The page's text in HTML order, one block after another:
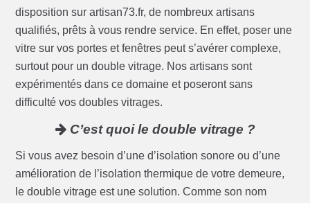
disposition sur artisan73.fr, de nombreux artisans
qualifiés, prêts à vous rendre service. En effet, poser une
vitre sur vos portes et fenêtres peut s’avérer complexe,
surtout pour un double vitrage. Nos artisans sont
expérimentés dans ce domaine et poseront sans
difficulté vos doubles vitrages.
C’est quoi le double vitrage ?
Si vous avez besoin d’une d’isolation sonore ou d’une
amélioration de l’isolation thermique de votre demeure,
le double vitrage est une solution. Comme son nom